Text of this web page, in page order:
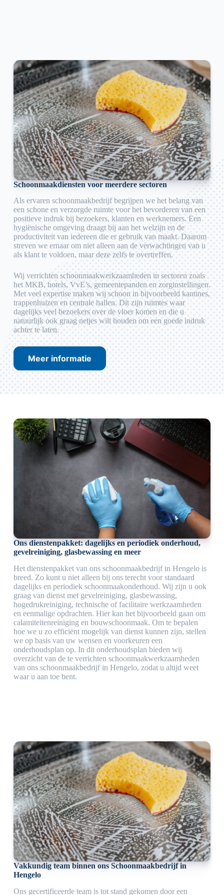
Schoonmaakdiensten voor meerdere sectoren
Als ervaren schoonmaakbedrijf begrijpen we het belang van
een schone en verzorgde ruimte voor het bevorderen van een
positieve indruk bij bezoekers, klanten en werknemers. Een
hygiënische omgeving draagt bij aan het welzijn en de
productiviteit van iedereen die er gebruik van maakt. Daarom
streven we ernaar om niet alleen aan de verwachtingen van u
als klant te voldoen, maar deze zelfs te overtreffen.
Wij verrichten schoonmaakwerkzaamheden in sectoren zoals
het MKB, hotels, VvE’s, gemeentepanden en zorginstellingen.
Met veel expertise maken wij schoon in bijvoorbeeld kantines,
trappenhuizen en centrale hallen. Dit zijn ruimtes waar
dagelijks veel bezoekers over de vloer komen en die u
natuurlijk ook graag netjes wilt houden om een goede indruk
achter te laten.
Meer informatie
Ons dienstenpakket: dagelijks en periodiek onderhoud,
gevelreiniging, glasbewassing en meer
Het dienstenpakket van ons schoonmaakbedrijf in Hengelo is
breed. Zo kunt u niet alleen bij ons terecht voor standaard
dagelijks en periodiek schoonmaakonderhoud. Wij zijn u ook
graag van dienst met gevelreiniging, glasbewassing,
hogedrukreiniging, technische of facilitaire werkzaamheden
en eenmalige opdrachten. Hier kan het bijvoorbeeld gaan om
calamiteitenreiniging en bouwschoonmaak. Om te bepalen
hoe we u zo efficiënt mogelijk van dienst kunnen zijn, stellen
we op basis van uw wensen en voorkeuren een
onderhoudsplan op. In dit onderhoudsplan bieden wij
overzicht van de te verrichten schoonmaakwerkzaamheden
van ons schoonmaakbedrijf in Hengelo, zodat u altijd weet
waar u aan toe bent.
Vakkundig team binnen ons Schoonmaakbedrijf in
Hengelo
Ons gecertificeerde team is tot stand gekomen door een